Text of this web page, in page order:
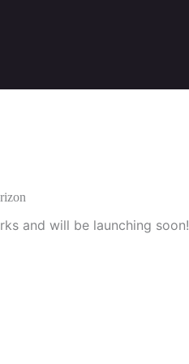
and will be launching soon!